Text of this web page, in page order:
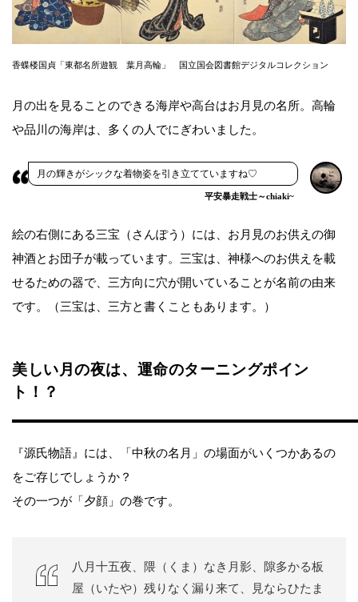
香蝶楼国貞「東都名所遊観 葉月高輪」 国立国会図書館デジタルコレクション
月の出を見ることのできる海岸や高台はお月見の名所。高輪
や品川の海岸は、多くの人でにぎわいました。
月の輝きがシックな着物姿を引き立てていますね♡
平安暴走戦士～chiaki~
絵の右側にある三宝（さんぽう）には、お月見のお供えの御
神酒とお団子が載っています。三宝は、神様へのお供えを載
せるための器で、三方向に穴が開いていることが名前の由来
です。（三宝は、三方と書くこともあります。）
美しい月の夜は、運命のターニングポイン
ト！？
『源氏物語』には、「中秋の名月」の場面がいくつかあるの
をご存じでしょうか？
その一つが「夕顔」の巻です。
八月十五夜、隈（くま）なき月影、隙多かる板
屋（いたや）残りなく漏り来て、見ならひたま